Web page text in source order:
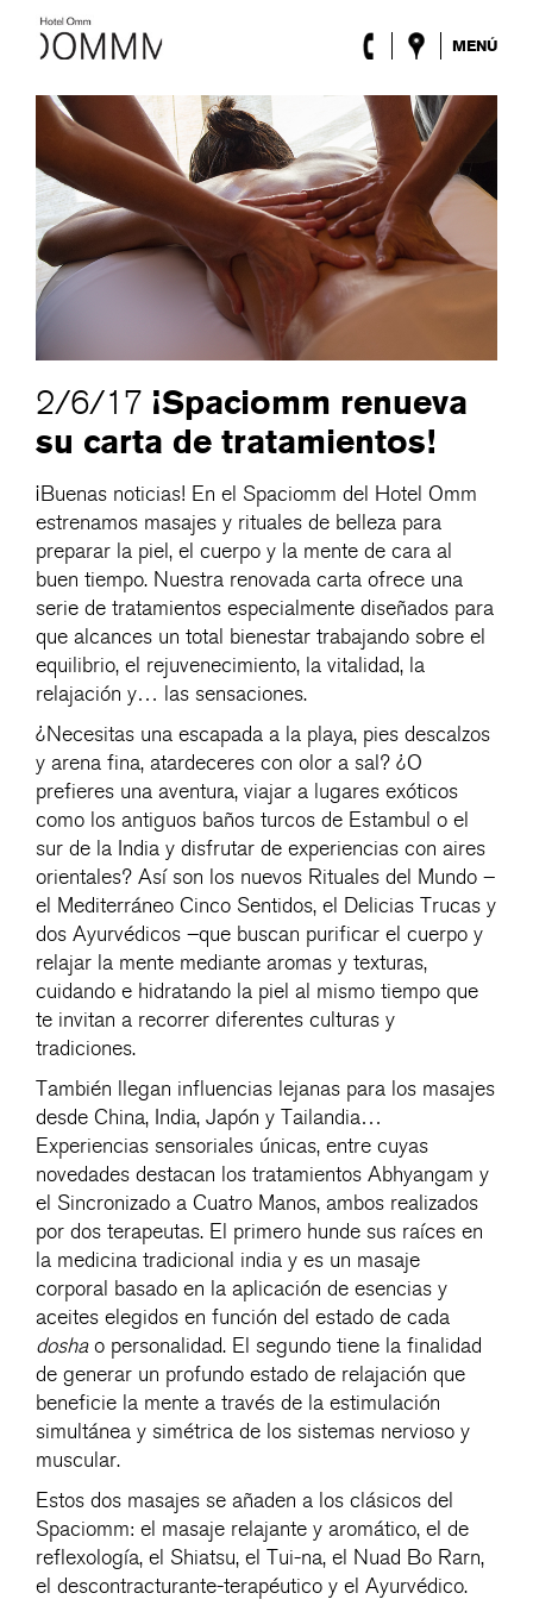
MENÚ
El Hotel
Habitaciones
Roca Barcelona
Spa
Terraza
Lobby & Club
Eventos
Promociones
Blog
2/6/17 ¡Spaciomm renueva
su carta de tratamientos!
¡Buenas noticias! En el Spaciomm del Hotel Omm
estrenamos masajes y rituales de belleza para
preparar la piel, el cuerpo y la mente de cara al
buen tiempo. Nuestra renovada carta ofrece una
serie de tratamientos especialmente diseñados para
que alcances un total bienestar trabajando sobre el
equilibrio, el rejuvenecimiento, la vitalidad, la
relajación y… las sensaciones.
¿Necesitas una escapada a la playa, pies descalzos
y arena fina, atardeceres con olor a sal? ¿O
prefieres una aventura, viajar a lugares exóticos
como los antiguos baños turcos de Estambul o el
sur de la India y disfrutar de experiencias con aires
orientales? Así son los nuevos Rituales del Mundo –
el Mediterráneo Cinco Sentidos, el Delicias Trucas y
dos Ayurvédicos –que buscan purificar el cuerpo y
relajar la mente mediante aromas y texturas,
cuidando e hidratando la piel al mismo tiempo que
te invitan a recorrer diferentes culturas y
tradiciones.
También llegan influencias lejanas para los masajes
desde China, India, Japón y Tailandia…
Experiencias sensoriales únicas, entre cuyas
novedades destacan los tratamientos Abhyangam y
el Sincronizado a Cuatro Manos, ambos realizados
por dos terapeutas. El primero hunde sus raíces en
la medicina tradicional india y es un masaje
corporal basado en la aplicación de esencias y
aceites elegidos en función del estado de cada
doshao personalidad. El segundo tiene la finalidad
de generar un profundo estado de relajación que
beneficie la mente a través de la estimulación
simultánea y simétrica de los sistemas nervioso y
muscular.
Estos dos masajes se añaden a los clásicos del
Spaciomm: el masaje relajante y aromático, el de
reflexología, el Shiatsu, el Tui-na, el Nuad Bo Rarn,
el descontracturante-terapéutico y el Ayurvédico.